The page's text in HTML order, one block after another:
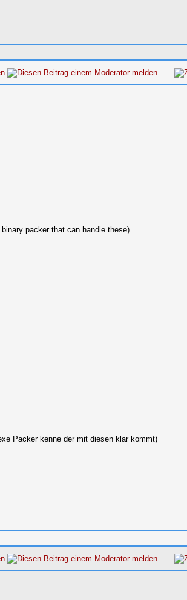
packer that can handle these)
Packer kenne der mit diesen klar kommt)